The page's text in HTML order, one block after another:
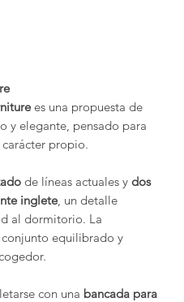
es una propuesta de
y elegante, pensado para
propio.
de líneas actuales ydos
inglete, un detalle
al dormitorio. La
equilibrado y
con una bancada para